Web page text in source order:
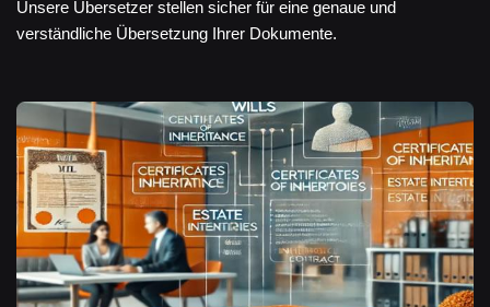
Unsere Übersetzer stellen sicher für eine genaue und
verständliche Übersetzung Ihrer Dokumente.